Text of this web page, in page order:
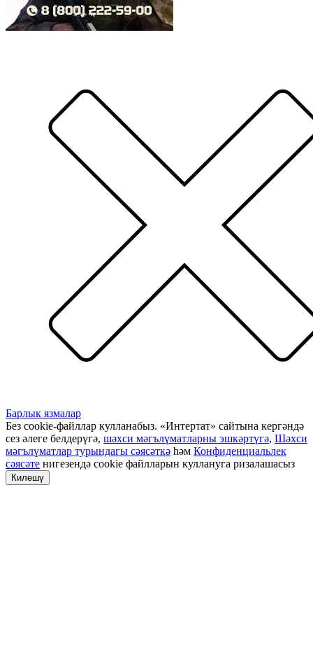
Барлык язмалар
Без cookie-файллар кулланабыз. «Интертат» сайтына кергәндә
сез әлеге белдерүгә, шәхси мәгълүматларны эшкәртүгә, Шәхси
мәгълүматлар турындагы сәясәткә һәм Конфиденциальлек
сәясәте нигезендә cookie файлларын куллануга ризалашасыз
Килешү